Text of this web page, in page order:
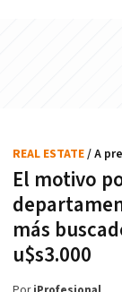
El motivo
más
u$s3.000
REAL ESTATE/ A